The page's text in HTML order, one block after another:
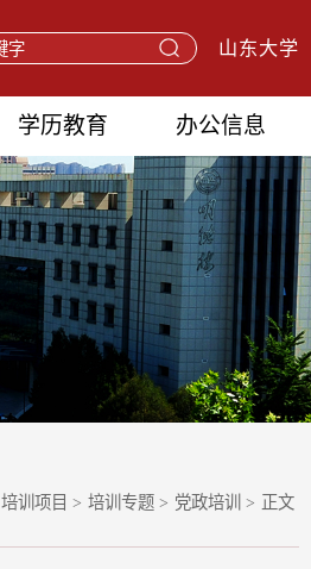
山东大学
学历教育 办公信息
培训项目 > 培训专题 > 党政培训 > 正文